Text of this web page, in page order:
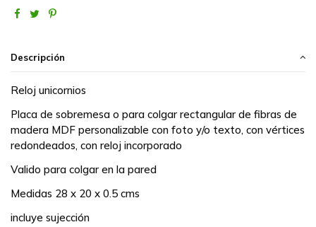
Descripción
Reloj unicornios
Placa de sobremesa o para colgar rectangular de fibras de
madera MDF personalizable con foto y/o texto, con vértices
redondeados, con reloj incorporado
Valido para colgar en la pared
Medidas 28 x 20 x 0.5 cms
incluye sujección